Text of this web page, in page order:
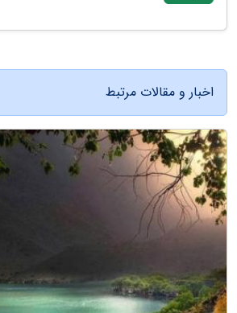
اخبار و مقالات مرتبط